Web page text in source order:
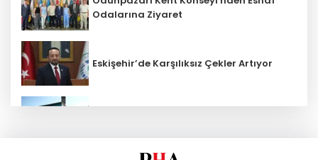
Odalarına Ziyaret
Eskişehir’de Karşılıksız Çekler Artıyor